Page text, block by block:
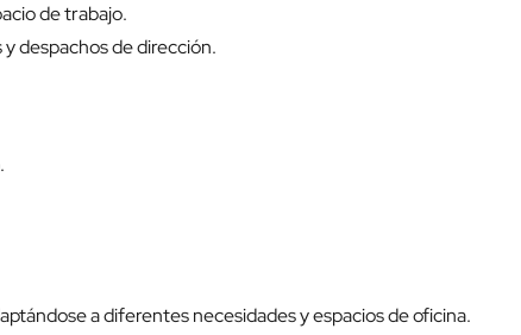
de trabajo.
despachos de dirección.
a diferentes necesidades y espacios de oficina.